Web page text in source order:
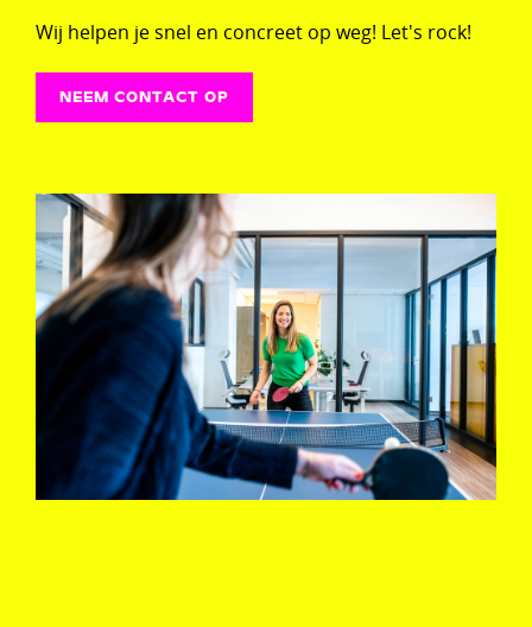
Wij helpen je snel en concreet op weg! Let's rock!
NEEM CONTACT OP